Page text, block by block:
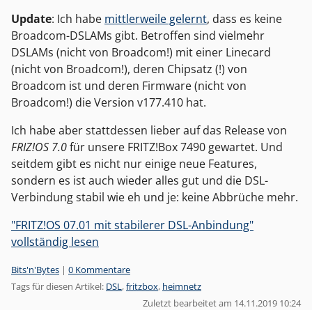
Update: Ich habe mittlerweile gelernt, dass es keine
Broadcom-DSLAMs gibt. Betroffen sind vielmehr
DSLAMs (nicht von Broadcom!) mit einer Linecard
(nicht von Broadcom!), deren Chipsatz (!) von
Broadcom ist und deren Firmware (nicht von
Broadcom!) die Version v177.410 hat.
Ich habe aber stattdessen lieber auf das Release von
FRIZ!OS 7.0für unsere FRITZ!Box 7490 gewartet. Und
seitdem gibt es nicht nur einige neue Features,
sondern es ist auch wieder alles gut und die DSL-
Verbindung stabil wie eh und je: keine Abbrüche mehr.
"FRITZ!OS 07.01 mit stabilerer DSL-Anbindung"
vollständig lesen
Kategorien:
Bits'n'Bytes | 0 Kommentare
Tags für diesen Artikel: DSL,fritzbox, heimnetz
Zuletzt bearbeitet am 14.11.2019 10:24